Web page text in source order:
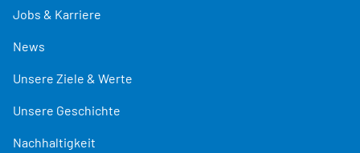
Jobs & Karriere
News
Unsere Ziele & Werte
Unsere Geschichte
Nachhaltigkeit